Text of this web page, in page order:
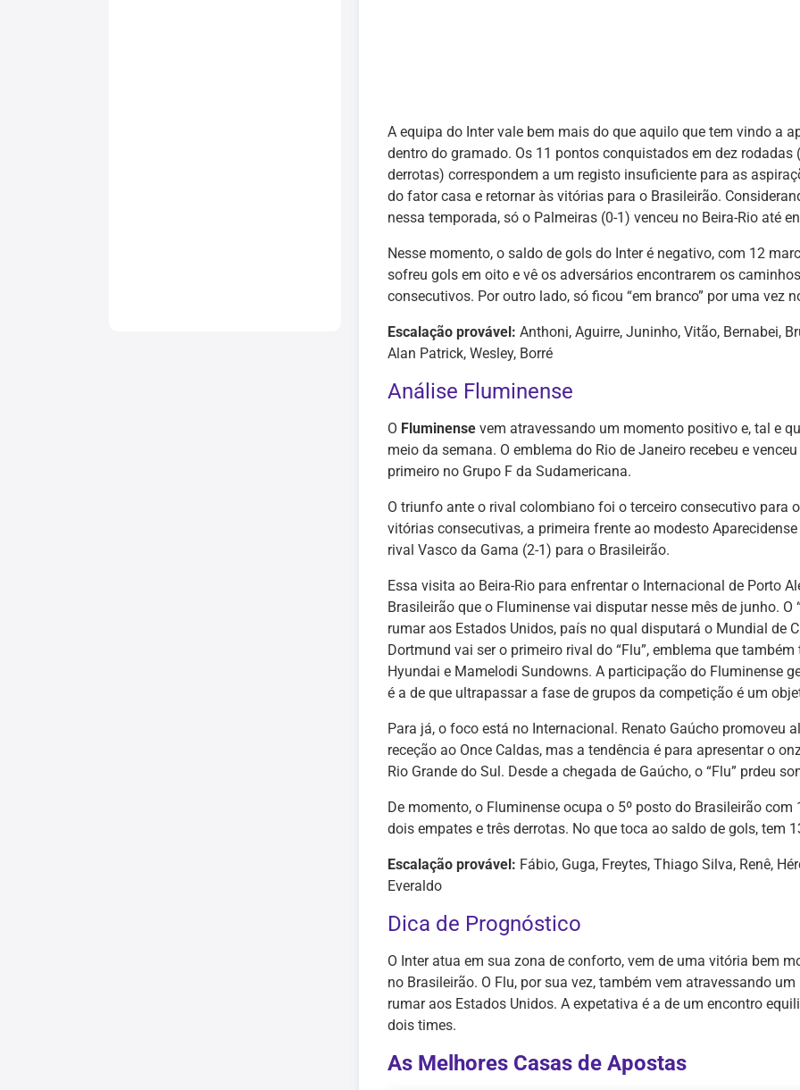
A equipa do Inter vale bem mais do que aquilo que tem vindo a
dentro do gramado. Os 11 pontos conquistados em dez rodadas
derrotas) correspondem a um registo insuficiente para as
do fator casa e retornar às vitórias para o Brasileirão.
nessa temporada, só o Palmeiras (0-1) venceu no Beira-Rio até
Nesse momento, o saldo de gols do Inter é negativo, com 12
sofreu gols em oito e vê os adversários encontrarem os
consecutivos. Por outro lado, só ficou “em branco” por uma vez
Escalação provável: Anthoni, Aguirre, Juninho, Vitão, Bernabei,
Alan Patrick, Wesley, Borré
Análise Fluminense
O Fluminensevem atravessando um momento positivo e, tal e
meio da semana. O emblema do Rio de Janeiro recebeu e
primeiro no Grupo F da Sudamericana.
O triunfo ante o rival colombiano foi o terceiro consecutivo para
vitórias consecutivas, a primeira frente ao modesto
rival Vasco da Gama (2-1) para o Brasileirão.
Essa visita ao Beira-Rio para enfrentar o Internacional de Porto
Brasileirão que o Fluminense vai disputar nesse mês de junho.
rumar aos Estados Unidos, país no qual disputará o Mundial de
Dortmund vai ser o primeiro rival do “Flu”, emblema que
Hyundai e Mamelodi Sundowns. A participação do Fluminense
é a de que ultrapassar a fase de grupos da competição é um
Para já, o foco está no Internacional. Renato Gaúcho promoveu
receção ao Once Caldas, mas a tendência é para apresentar o
Rio Grande do Sul. Desde a chegada de Gaúcho, o “Flu” prdeu
De momento, o Fluminense ocupa o 5º posto do Brasileirão
dois empates e três derrotas. No que toca ao saldo de gols, tem
Escalação provável: Fábio, Guga, Freytes, Thiago Silva, Renê,
Everaldo
Dica de Prognóstico
O Inter atua em sua zona de conforto, vem de uma vitória bem
no Brasileirão. O Flu, por sua vez, também vem atravessando
rumar aos Estados Unidos. A expetativa é a de um encontro
dois times.
As Melhores Casas de Apostas